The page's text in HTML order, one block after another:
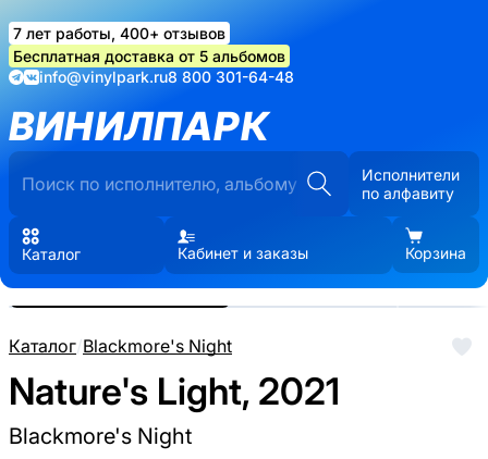
7 лет работы, 400+ отзывов
Бесплатная доставка от 5 альбомов
info@vinylpark.ru8 800 301-64-48
ВИНИЛПАРК
Исполнители
по алфавиту
Каталог Кабинет и заказы Корзина
Каталог/Blackmore's Night
Nature's Light, 2021
Blackmore's Night
Реальные фото пластинки.
Нажмите, чтобы увеличить